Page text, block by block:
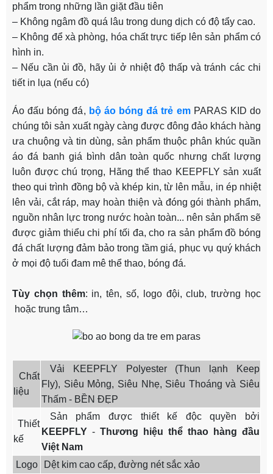
phẩm trong những lần giặt đầu tiên
– Không ngâm đồ quá lâu trong dung dịch có độ tẩy cao.
– Không để xà phòng, hóa chất trực tiếp lên sản phẩm có
hình in.
– Nếu cần ủi đồ, hãy ủi ở nhiệt độ thấp và tránh các chi
tiết in lụa (nếu có)
Áo đấu bóng đá, bộ áo bóng đá trẻ emPARAS KID do
chúng tôi sản xuất ngày càng được đông đảo khách hàng
ưa chuộng và tin dùng, sản phẩm thuộc phân khúc quần
áo đá banh giá bình dân toàn quốc nhưng chất lượng
luôn được chú trọng, Hãng thể thao KEEPFLY sản xuất
theo qui trình đồng bộ và khép kin, từ lên mẫu, in ép nhiệt
lên vải, cắt ráp, may hoàn thiện và đóng gói thành phẩm,
nguồn nhân lực trong nước hoàn toàn... nên sản phẩm sẽ
được giảm thiểu chi phí tối đa, cho ra sản phẩm đồ bóng
đá chất lượng đảm bảo trong tầm giá, phục vụ quý khách
ở mọi độ tuổi đam mê thể thao, bóng đá.
Tùy chọn thêm: in, tên, số, logo đội, club, trường học
hoặc trung tâm…
Chất
liệu
Vải KEEPFLY Polyester (Thun lạnh Keep
Fly), Siêu Mỏng, Siêu Nhẹ, Siêu Thoáng và Siêu
Thấm - BỀN ĐẸP
Thiết
kế
Sản phẩm được thiết kế độc quyền bởi
KEEPFLY - Thương hiệu thể thao hàng đầu
Việt Nam
Logo
Dệt kim cao cấp, đường nét sắc xảo